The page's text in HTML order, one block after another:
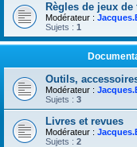
Règles de jeux
Modérateur :
Sujets : 1
Outils,
Modérateur :
Sujets : 3
Livres et revues
Modérateur :
Sujets : 2